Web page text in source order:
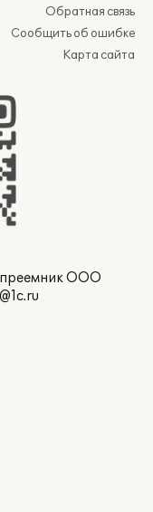
Обратная связь
Сообщить об ошибке
Карта сайта
ООО